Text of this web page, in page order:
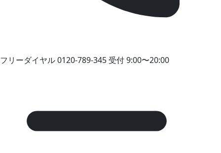
フリーダイヤル0120-789-345 受付 9:00〜20:00